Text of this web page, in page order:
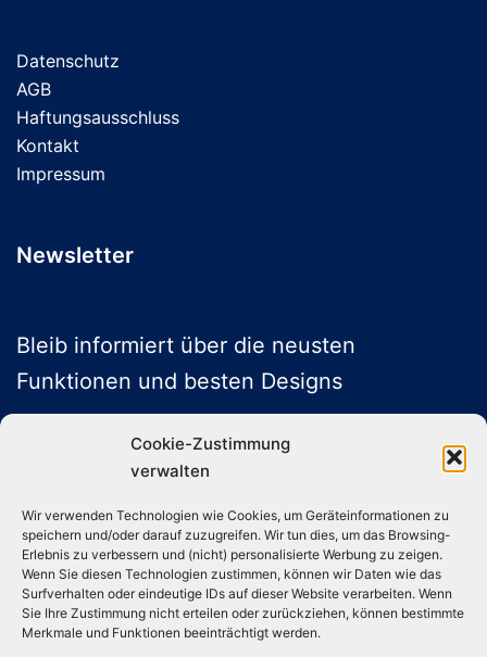
Cookie-Zustimmung
verwalten
Wir verwenden Technologien wie Cookies, um Geräteinformationen zu
speichern und/oder darauf zuzugreifen. Wir tun dies, um das Browsing-
Erlebnis zu verbessern und (nicht) personalisierte Werbung zu zeigen.
Wenn Sie diesen Technologien zustimmen, können wir Daten wie das
Surfverhalten oder eindeutige IDs auf dieser Website verarbeiten. Wenn
Sie Ihre Zustimmung nicht erteilen oder zurückziehen, können bestimmte
Merkmale und Funktionen beeinträchtigt werden.
Datenschutz
AGB
Haftungsausschluss
Kontakt
Impressum
Newsletter
Bleib informiert über die neusten
Funktionen und besten Designs
ABONNIEREN
Folge uns auf Social Media